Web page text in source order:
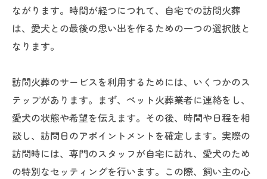
ながります。時間が経つにつれて、自宅での訪問火葬
は、愛犬との最後の思い出を作るための一つの選択肢と
なります。
訪問火葬のサービスを利用するためには、いくつかのス
テップがあります。まず、ペット火葬業者に連絡をし、
愛犬の状態や希望を伝えます。その後、時間や日程を相
談し、訪問日のアポイントメントを確定します。実際の
訪問時には、専門のスタッフが自宅に訪れ、愛犬のため
の特別なセッティングを行います。この際、飼い主の心